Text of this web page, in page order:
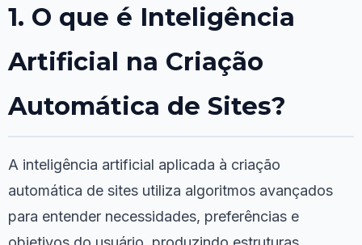
1. O que é Inteligência
Artificial na Criação
Automática de Sites?
A inteligência artificial aplicada à criação
automática de sites utiliza algoritmos avançados
para entender necessidades, preferências e